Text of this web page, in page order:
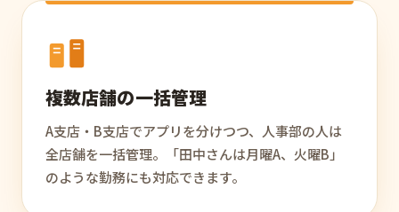
複数店舗の一括管理
A支店・B支店でアプリを分けつつ、人事部の人は
全店舗を一括管理。「田中さんは月曜A、火曜B」
のような勤務にも対応できます。